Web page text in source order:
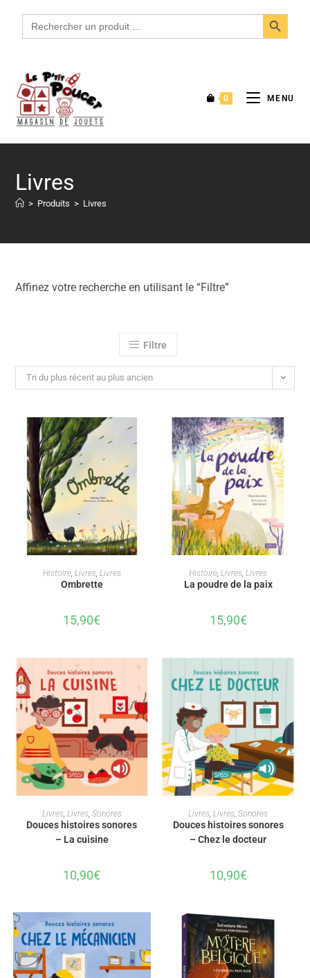
Search
for:
SEARCH BUTTON
0 MENU
Livres
> Produits > Livres
Affinez votre recherche en utilisant le “Filtre”
Filtre
Tri du plus récent au plus ancien
AJOUTER AU PANIER
Histoire, Livres, Livres
Ombrette
15,90€
AJOUTER AU PANIER
Histoire,Livres,Livres
La poudre de la paix
15,90€
AJOUTER AU PANIER
Livres, Livres, Sonores
Douces histoires sonores
– La cuisine
10,90€
AJOUTER AU PANIER
Livres ,Livres ,Sonores
Douces histoires sonores
– Chez le docteur
10,90€